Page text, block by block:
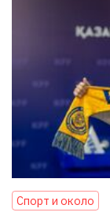
Спорт и около